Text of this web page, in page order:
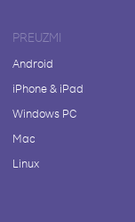
PREUZMI
Android
iPhone & iPad
Windows PC
Mac
Linux